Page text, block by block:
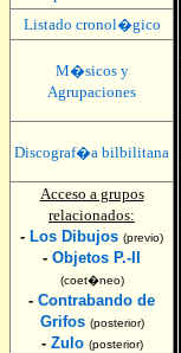
Listado cronol�gico
M�sicos y
Agrupaciones
Discograf�a bilbilitana
Acceso a grupos
relacionados:
- Los Dibujos (previo)
- Objetos P.-II
(coet�neo)
- Contrabando de
Grifos (posterior)
- Zulo (posterior)